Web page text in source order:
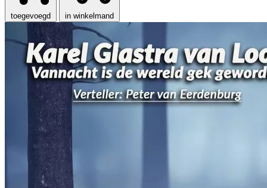
toegevoegd in winkelmand